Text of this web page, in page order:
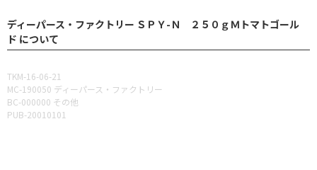
ディーパース・ファクトリー ＳＰＹ-Ｎ ２５０ｇＭトマトゴール
ド について
TKM-16-06-21
MC-190050 ディーパース・ファクトリー
BC-000000 その他
PUB-20010101